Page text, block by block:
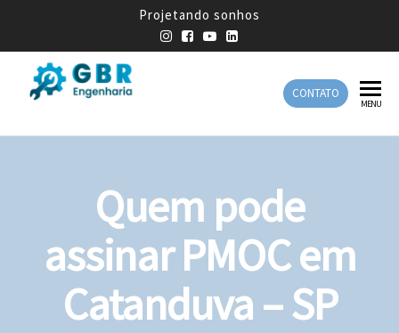
Projetando sonhos
Engenharia
Engenharia
CONTATO
MENU
Quem pode
assinar PMOC em
Catanduva – SP